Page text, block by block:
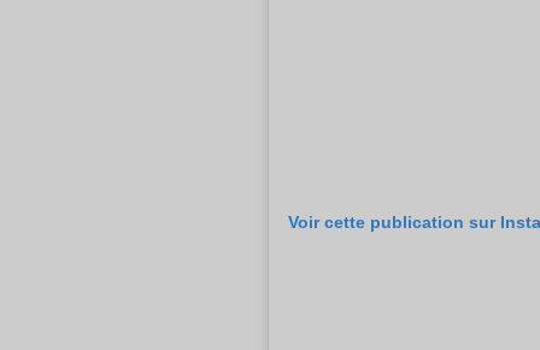
Voir cette publication sur